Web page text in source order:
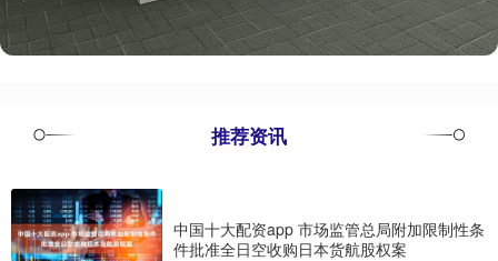
推荐资讯
中国十大配资app 市场监管总局附加限制性条
件批准全日空收购日本货航股权案